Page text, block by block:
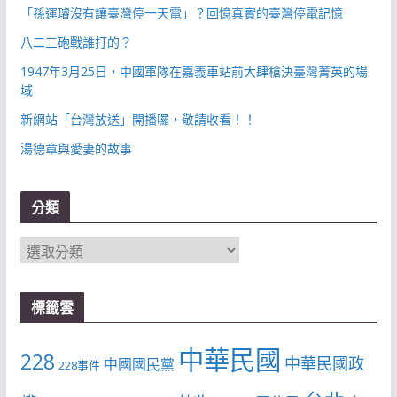
「孫運璿沒有讓臺灣停一天電」？回憶真實的臺灣停電記憶
八二三砲戰誰打的？
1947年3月25日，中國軍隊在嘉義車站前大肆槍決臺灣菁英的場
域
新網站「台灣放送」開播囉，敬請收看！！
湯德章與愛妻的故事
分類
分
標籤雲
228 228事件 中國國民黨 中華民國 中華民國政